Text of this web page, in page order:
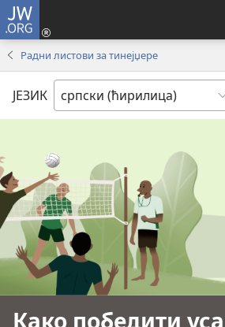
JW.ORG
Радни листови за тинејџере
ЈЕЗИК
Како победити